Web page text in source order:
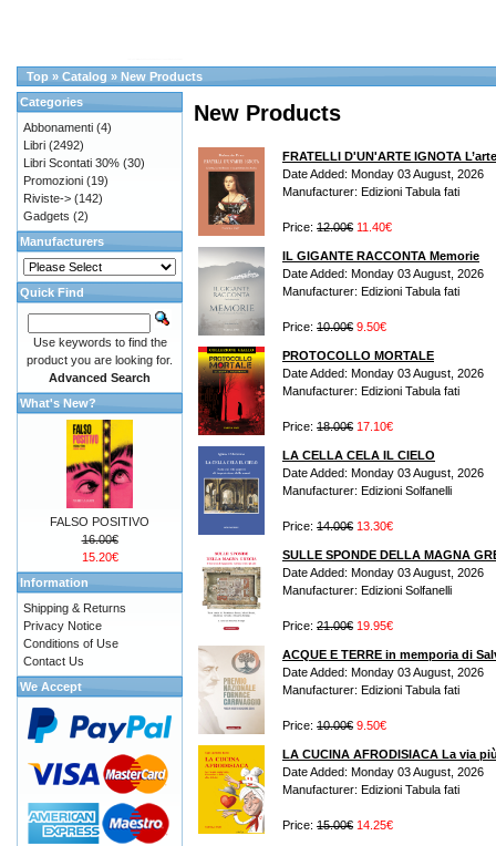
Top » Catalog » New Products
New Products
FRATELLI D'UN'ARTE IGNOTA
Date Added: Monday 03 August, 2026
Manufacturer: Edizioni Tabula fati
Price: 12.00€ 11.40€
IL GIGANTE RACCONTA Memorie
Date Added: Monday 03 August, 2026
Manufacturer: Edizioni Tabula fati
Price: 10.00€ 9.50€
PROTOCOLLO MORTALE
Date Added: Monday 03 August, 2026
Manufacturer: Edizioni Tabula fati
Price: 18.00€ 17.10€
LA CELLA CELA IL CIELO
Date Added: Monday 03 August, 2026
Manufacturer: Edizioni Solfanelli
Price: 14.00€ 13.30€
SULLE SPONDE DELLA MAGNA
Date Added: Monday 03 August, 2026
Manufacturer: Edizioni Solfanelli
Price: 21.00€ 19.95€
ACQUE E TERRE in memporia di
Date Added: Monday 03 August, 2026
Manufacturer: Edizioni Tabula fati
Price: 10.00€ 9.50€
LA CUCINA AFRODISIACA La via
Date Added: Monday 03 August, 2026
Manufacturer: Edizioni Tabula fati
Price: 15.00€ 14.25€
Categories
Abbonamenti (4)
Libri (2492)
Libri Scontati 30% (30)
Promozioni (19)
Riviste-> (142)
Gadgets (2)
Manufacturers
Quick Find
Use keywords to find the
product you are looking for.
Advanced Search
What's New?
FALSO POSITIVO
16.00€
15.20€
Information
Shipping & Returns
Privacy Notice
Conditions of Use
Contact Us
We Accept